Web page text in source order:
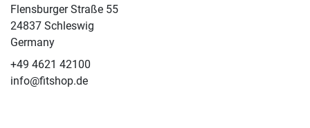
Flensburger Straße 55
24837 Schleswig
Germany
+49 4621 42100
info@fitshop.de